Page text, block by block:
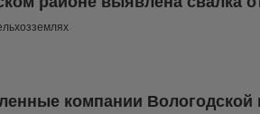
компании Вологодской